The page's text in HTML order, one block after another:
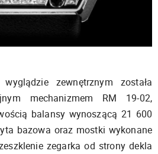
zewnętrznym została
mechanizmem RM 19-02,
balansy wynoszącą 21 600
bazowa oraz mostki wykonane
zegarka od strony dekla